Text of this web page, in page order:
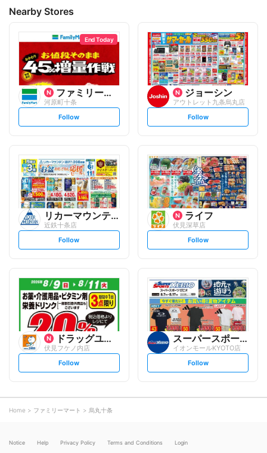
Nearby Stores
End Today
ファミリーマート
河原町十条
s
o
w
Follow
ジョーシン
アウトレット九条烏丸店
s
l
o
w
Follow
リカーマウンテン
近鉄十条店
s
l
o
w
Follow
ライフ
伏見深草店
s
l
o
w
Follow
ドラッグユタカ
伏見フケノ内店
s
l
o
Follow
スーパースポーツゼビオ
イオンモールKYOTO店
s
l
Follow
Home ファミリーマート 烏丸十条
Notice Help Privacy Policy Terms and Conditions Login